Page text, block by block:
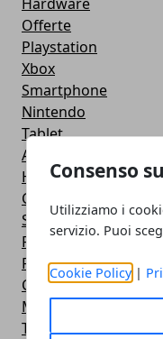
Consenso
Utilizziamo i
servizio. Puoi
Cookie Policy |
Offerte
Playstation
Xbox
Smartphone
Nintendo
Tablet
Applicazioni
Hot News
Console
Social Network
Recensioni
Film
Calcio
Motori
Trucchi